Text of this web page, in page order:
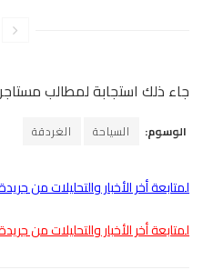
جاء ذلك استجابة لمطالب
الوسوم: السياحة الغردقة
لمتابعة أخر الأخبار والتحليلات من
لمتابعة أخر الأخبار والتحليلات من